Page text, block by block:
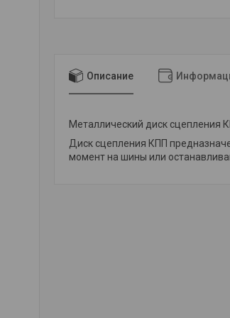
Описание
Металлический диск сцепления
Диск сцепления КПП
момент на шины или